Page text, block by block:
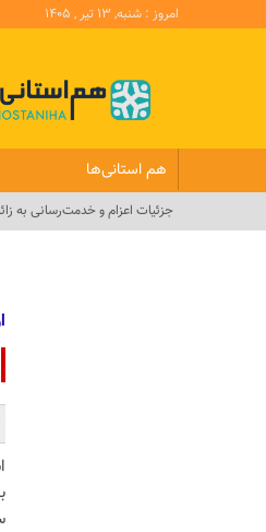
امروز : شنبه, ۱۳ تیر , ۱۴۰۵
هم استانی‌ها
جزئیات اعزام و خدمت‌رسانی به
از